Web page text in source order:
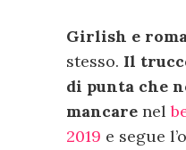
Girlish e
stesso. Il
di punta che
mancare nel
2019 e segue